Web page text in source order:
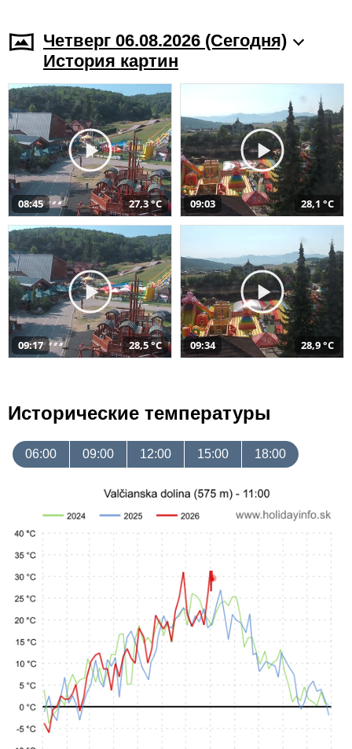
Четверг 06.08.2026 (Cегодня)
История картин
08:45 27,3 °C 09:03 28,1 °C
09:17 28,5 °C 09:34 28,9 °C
Исторические температуры
06:00 09:00 12:00 15:00 18:00